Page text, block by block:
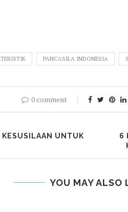
PANCASILA INDONESIA
0 comment
UNTUK
6
YOU MAY ALSO